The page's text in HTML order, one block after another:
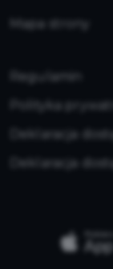
Mapa strony
Regulamin
Polityka
Deklaracja
Deklaracja